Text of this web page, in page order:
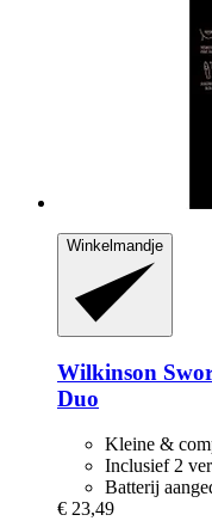
Winkelmandje
Wilkinson
Duo
Kleine &
Inclusief 2
Batterij
€ 23,49